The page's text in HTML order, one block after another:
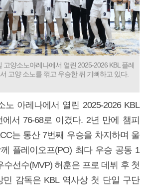
고양소노아레나에서 열린 2025-2026 KBL 플레
고양 소노를 꺾고 우승한 뒤 기뻐하고 있다.
노 아레나에서 열린 2025-2026 KBL
에서 76-68로 이겼다. 2년 만에 챔피
는 통산 7번째 우승을 차지하며 울
플레이오프(PO) 최다 우승 공동 1
수선수(MVP) 허훈은 프로 데뷔 후 첫
민 감독은 KBL 역사상 첫 단일 구단